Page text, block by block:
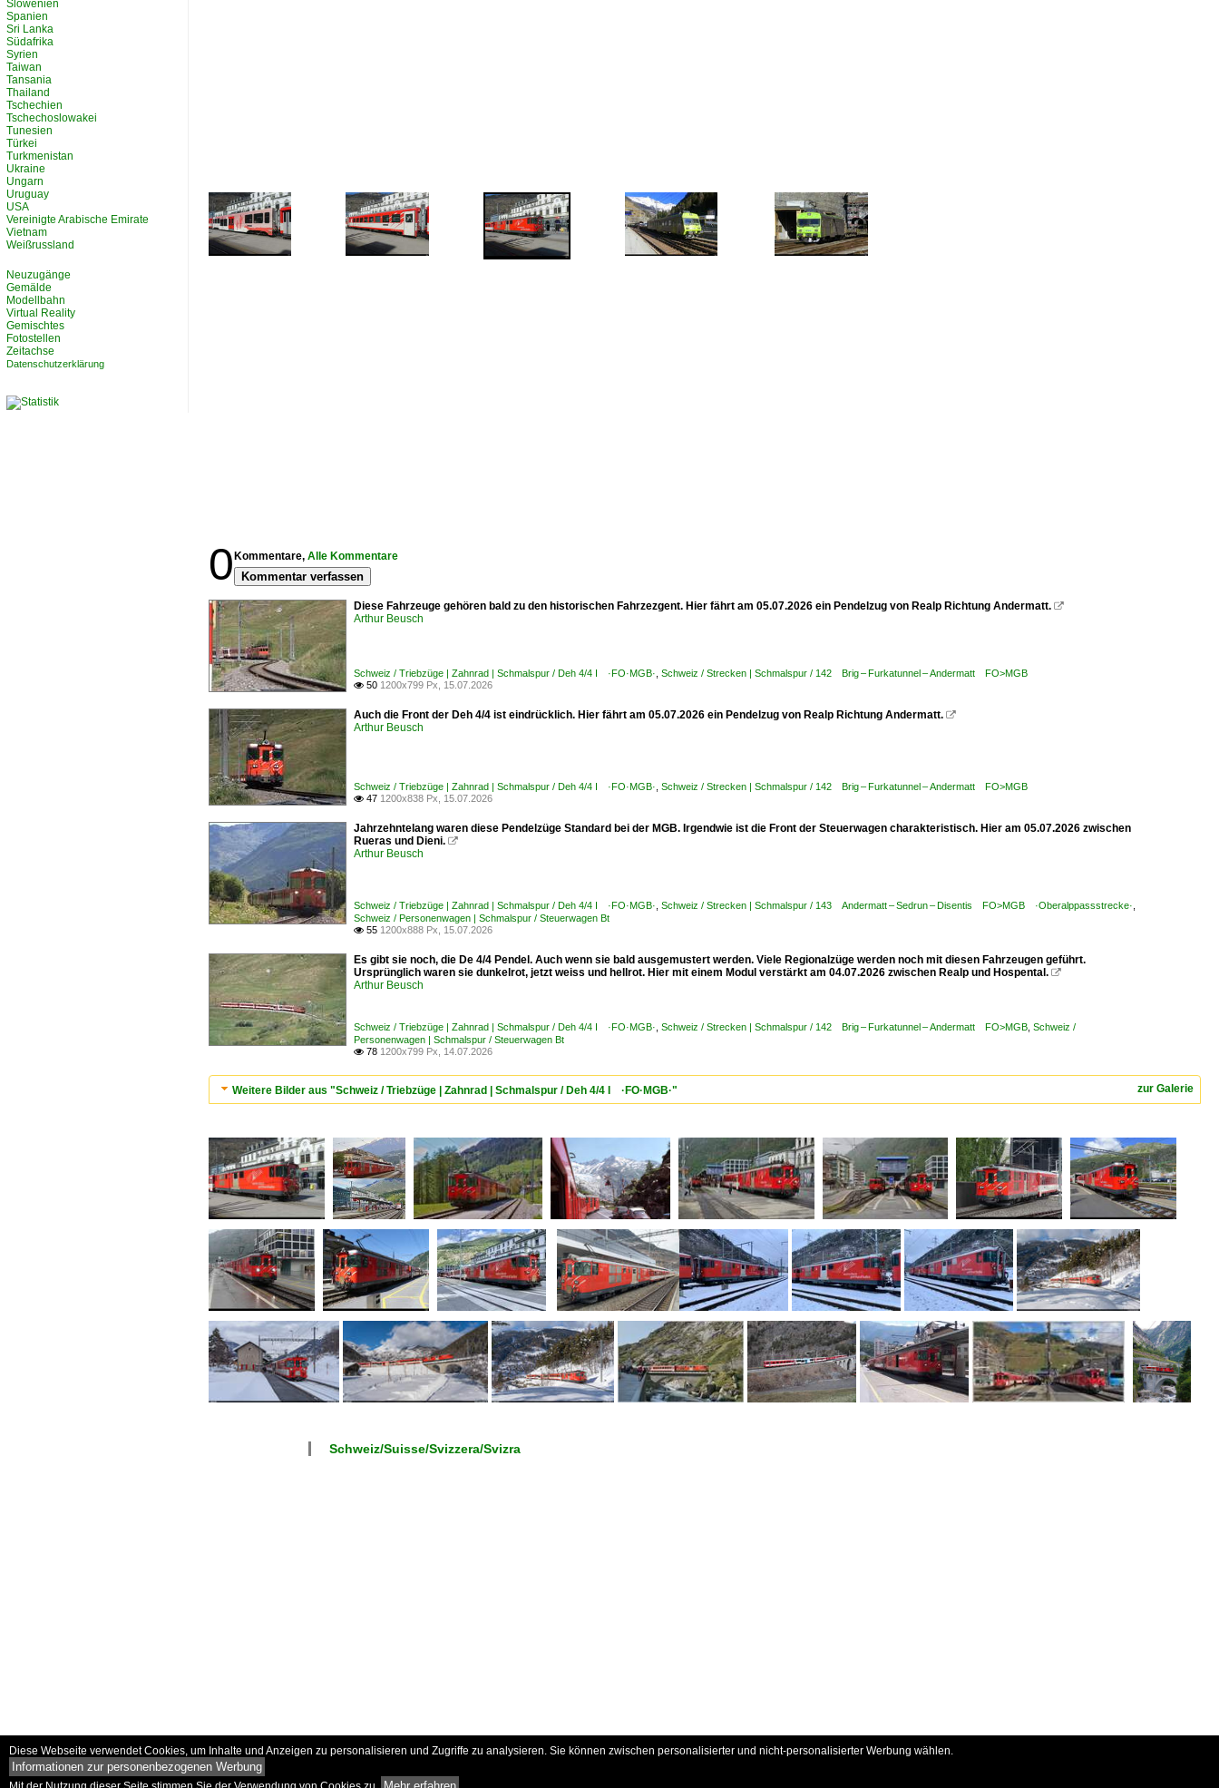
0 Kommentare, Alle Kommentare
Kommentar verfassen
Diese Fahrzeuge gehören bald zu den historischen Fahrzezgent. Hier fährt am 05.07.2026 ein Pendelzug von Realp Richtung Andermatt. 
Arthur Beusch
Schweiz / Triebzüge | Zahnrad | Schmalspur / Deh 4/4 I ·FO·MGB· Schweiz / Strecken | Schmalspur / 142 Brig – Furkatunnel – Andermatt FO>MGB
 50 1200x799 Px, 15.07.2026
Auch die Front der Deh 4/4 ist eindrücklich. Hier fährt am 05.07.2026 ein Pendelzug von Realp Richtung Andermatt. 
Arthur Beusch
Schweiz / Triebzüge | Zahnrad | Schmalspur / Deh 4/4 I ·FO·MGB· Schweiz / Strecken | Schmalspur / 142 Brig – Furkatunnel – Andermatt FO>MGB
 47 1200x838 Px, 15.07.2026
Jahrzehntelang waren diese Pendelzüge Standard bei der MGB. Irgendwie ist die Front der Steuerwagen charakteristisch. Hier am 05.07.2026 zwischen
Rueras und Dieni. 
Arthur Beusch
Schweiz / Triebzüge | Zahnrad | Schmalspur / Deh 4/4 I ·FO·MGB· Schweiz / Strecken | Schmalspur / 143 Andermatt – Sedrun – Disentis FO>MGB ·Oberalppassstrecke·
Schweiz / Personenwagen | Schmalspur / Steuerwagen Bt
 55 1200x888 Px, 15.07.2026
Es gibt sie noch, die De 4/4 Pendel. Auch wenn sie bald ausgemustert werden. Viele Regionalzüge werden noch mit diesen Fahrzeugen geführt.
Ursprünglich waren sie dunkelrot, jetzt weiss und hellrot. Hier mit einem Modul verstärkt am 04.07.2026 zwischen Realp und Hospental. 
Arthur Beusch
Schweiz / Triebzüge | Zahnrad | Schmalspur / Deh 4/4 I ·FO·MGB· Schweiz / Strecken | Schmalspur / 142 Brig – Furkatunnel – Andermatt FO>MGB Schweiz /
Personenwagen | Schmalspur / Steuerwagen Bt
 78 1200x799 Px, 14.07.2026
zur Galerie
Weitere Bilder aus "Schweiz / Triebzüge | Zahnrad | Schmalspur / Deh 4/4 I ·FO·MGB·"
Schweiz/Suisse/Svizzera/Svizra
Slowenien
Spanien
Sri Lanka
Südafrika
Syrien
Taiwan
Tansania
Thailand
Tschechien
Tschechoslowakei
Tunesien
Türkei
Turkmenistan
Ukraine
Ungarn
Uruguay
USA
Vereinigte Arabische Emirate
Vietnam
Weißrussland
Neuzugänge
Gemälde
Modellbahn
Virtual Reality
Gemischtes
Fotostellen
Zeitachse
Datenschutzerklärung
Diese Webseite verwendet Cookies, um Inhalte und Anzeigen zu personalisieren und Zugriffe zu analysieren. Sie können zwischen personalisierter und nicht-personalisierter Werbung wählen.
Informationen zur personenbezogenen Werbung